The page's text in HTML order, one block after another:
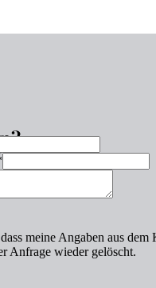
meine Angaben aus
Anfrage wieder gelöscht.